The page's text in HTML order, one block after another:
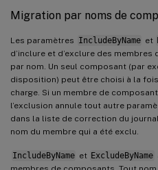
Migration par noms de
Les paramètres IncludeByName et
d’inclure et d’exclure des
par nom. Un seul composant (par
disposition) peut être choisi à la
charge. Si un membre de
l’exclusion annule tout autre
dans la liste de correction du
nom du membre qui a été exclu.
IncludeByName et ExcludeByName